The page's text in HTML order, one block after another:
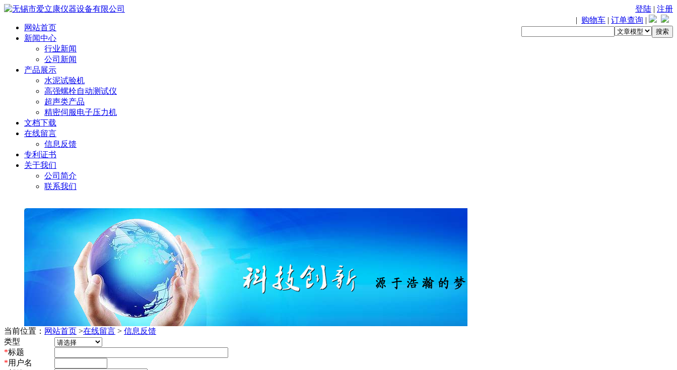
登陆 | 注册
| 购物车 | 订单查询 |
网站首页
新闻中心
行业新闻
公司新闻
产品展示
水泥试验机
高强螺栓自动测试仪
超声类产品
精密伺服电子压力机
文档下载
在线留言
信息反馈
专利证书
关于我们
公司简介
联系我们
当前位置： 网站首页 >在线留言 > 信息反馈
类型
*标题
*用户名